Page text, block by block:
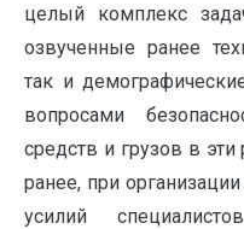
целый комплекс
озвученные ранее
так и
вопросами
средств и грузов в
ранее, при
усилий